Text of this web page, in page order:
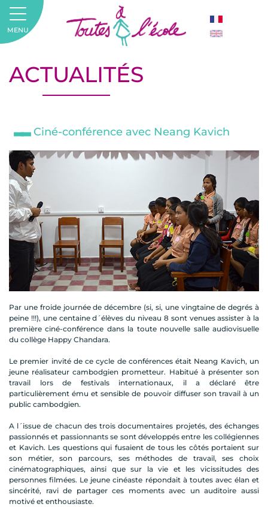
ACTUALITÉS
Ciné-conférence avec Neang Kavich
Par une froide journée de décembre (si, si, une vingtaine de degrés à
peine !!!), une centaine d´élèves du niveau 8 sont venues assister à la
première ciné-conférence dans la toute nouvelle salle audiovisuelle
du collège Happy Chandara.
Le premier invité de ce cycle de conférences était Neang Kavich, un
jeune réalisateur cambodgien prometteur. Habitué à présenter son
travail lors de festivals internationaux, il a déclaré être
particulièrement ému et sensible de pouvoir diffuser son travail à un
public cambodgien.
A l´issue de chacun des trois documentaires projetés, des échanges
passionnés et passionnants se sont développés entre les collégiennes
et Kavich. Les questions qui fusaient de tous les côtés portaient sur
son métier, son parcours, ses méthodes de travail, ses choix
cinématographiques, ainsi que sur la vie et les vicissitudes des
personnes filmées. Le jeune cinéaste répondait à toutes avec élan et
sincérité, ravi de partager ces moments avec un auditoire aussi
motivé et enthousiaste.
MENU